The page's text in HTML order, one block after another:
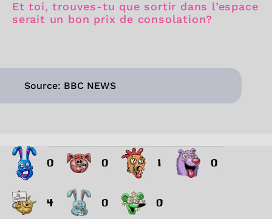
Et toi, trouves-tu que sortir dans l’espace
serait un bon prix de consolation?
Source: BBC NEWS
0 0 1 0
4 0 0